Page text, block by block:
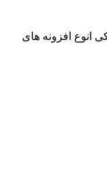
انوع افزونه های